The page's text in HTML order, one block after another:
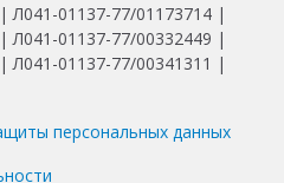
Л041-01137-77/01173714 |
Л041-01137-77/00332449 |
Л041-01137-77/00341311 |
персональных данных